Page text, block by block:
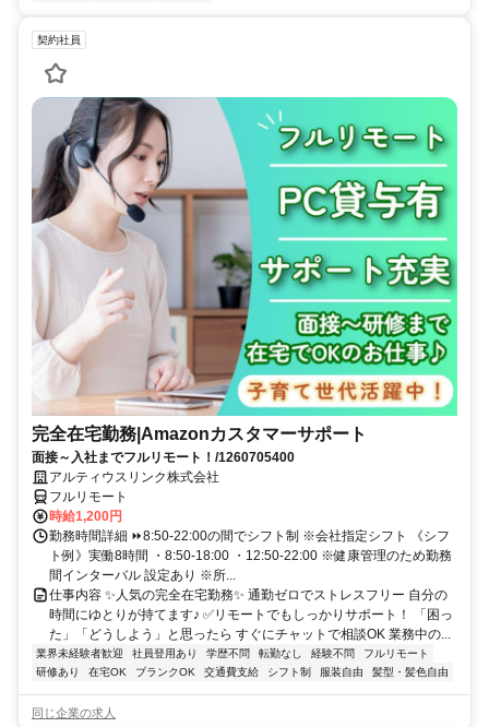
契約社員
完全在宅勤務|Amazonカスタマーサポート
面接～入社までフルリモート！/1260705400
アルティウスリンク株式会社
フルリモート
時給1,200円
勤務時間詳細 ⏩8:50-22:00の間でシフト制 ※会社指定シフト 《シフ
ト例》実働8時間 ・8:50-18:00 ・12:50-22:00 ※健康管理のため勤務
間インターバル 設定あり ※所...
仕事内容 ✨人気の完全在宅勤務✨ 通勤ゼロでストレスフリー 自分の
時間にゆとりが持てます♪ ✅リモートでもしっかりサポート！ 「困っ
た」「どうしよう」と思ったら すぐにチャットで相談OK 業務中の...
業界未経験者歓迎 社員登用あり 学歴不問 転勤なし 経験不問
フルリモート
研修あり
在宅OK ブランクOK 交通費支給 シフト制 服装自由 髪型・髪色自由
同じ企業の求人